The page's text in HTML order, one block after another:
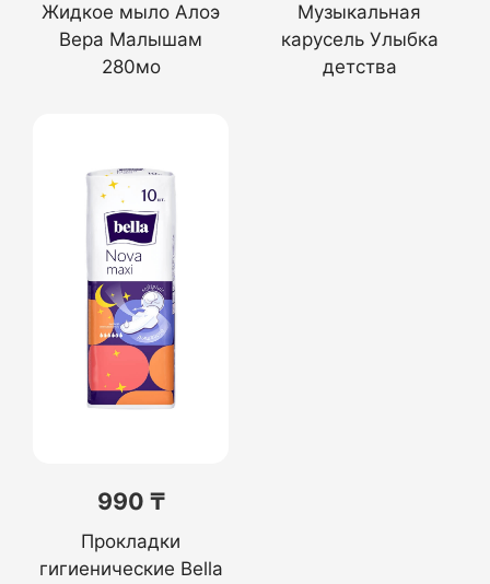
Жидкое мыло Алоэ
Вера Малышам
280мо
Музыкальная
карусель Улыбка
детства
990 ₸
Прокладки
гигиенические Bella